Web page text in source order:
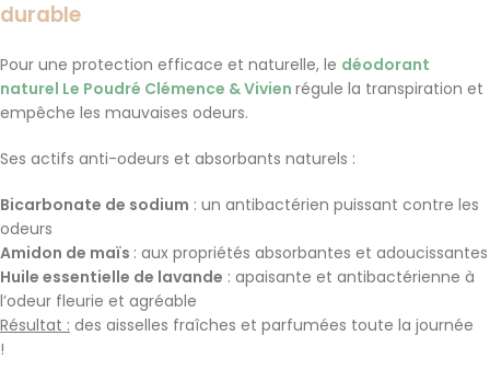
durable
Pour une protection efficace et naturelle, le déodorant
naturel Le Poudré Clémence & Vivien régule la transpiration et
empêche les mauvaises odeurs.
Ses actifs anti-odeurs et absorbants naturels :
Bicarbonate de sodium : un antibactérien puissant contre les
odeurs
Amidon de maïs : aux propriétés absorbantes et adoucissantes
Huile essentielle de lavande : apaisante et antibactérienne à
l’odeur fleurie et agréable
Résultat : des aisselles fraîches et parfumées toute la journée
!